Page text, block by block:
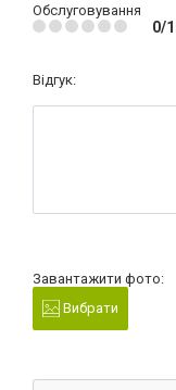
Обслуговування
0/
Відгук:
Завантажити фото:
Вибрати